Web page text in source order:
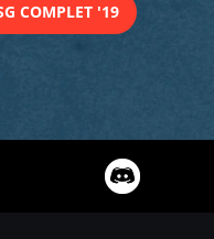
COMPLET '19